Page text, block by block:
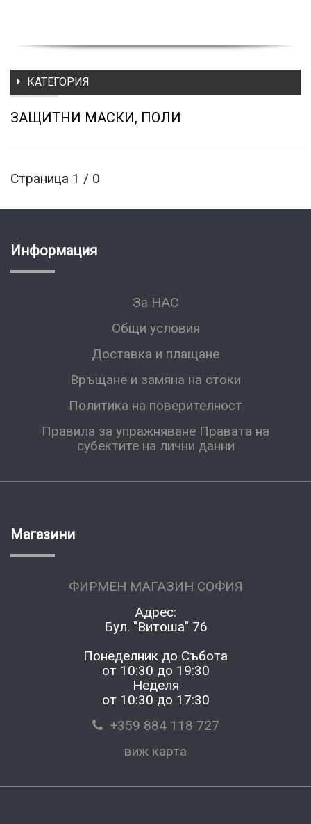
КАТЕГОРИЯ
ЗАЩИТНИ МАСКИ, ПОЛИ
Страница 1 / 0
Информация
За НАС
Общи условия
Доставка и плащане
Връщане и замяна на стоки
Политика на поверителност
Правила за упражняване Правата на
субектите на лични данни
Магазини
ФИРМЕН МАГАЗИН СОФИЯ
Адрес:
Бул. "Витоша" 76
Понеделник до Събота
от 10:30 до 19:30
Неделя
от 10:30 до 17:30
+359 884 118 727
виж карта